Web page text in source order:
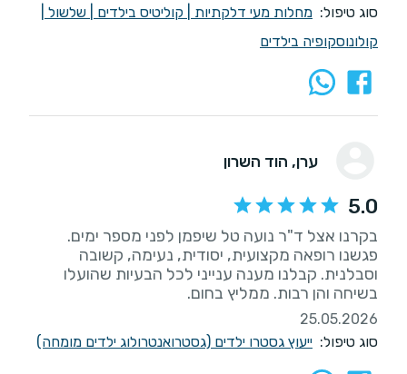
סוג טיפול: מחלות מעי דלקתיות קוליטיס בילדים שלשול
קולונוסקופיה בילדים
ערן, הוד השרון
5.0
בקרנו אצל ד"ר נועה טל שיפמן לפני מספר ימים.
פגשנו רופאה מקצועית, יסודית, נעימה, קשובה
וסבלנית. קבלנו מענה ענייני לכל הבעיות שהועלו
בשיחה והן רבות. ממליץ בחום.
25.05.2026
סוג טיפול: ייעוץ גסטרו ילדים (גסטרואנטרולוג ילדים מומחה)